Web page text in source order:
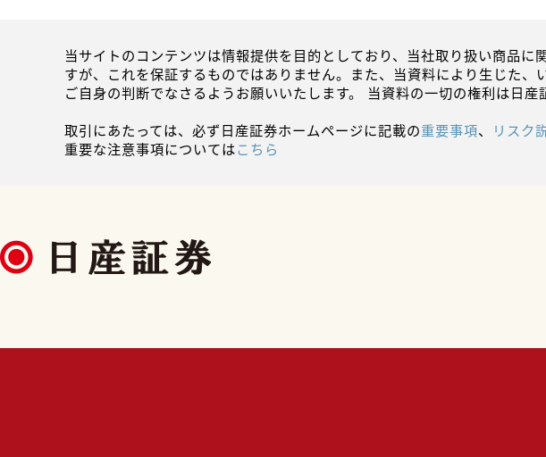
当サイトのコンテンツは情報提供を目的としており、当社取り扱い商品
すが、これを保証するものではありません。また、当資料により生じた
ご自身の判断でなさるようお願いいたします。 当資料の一切の権利は日
取引にあたっては、必ず日産証券ホームページに記載の重要事項、 リスク
重要な注意事項についてはこちら